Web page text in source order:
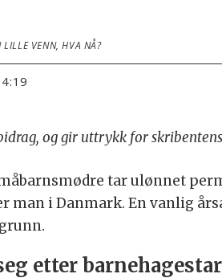
LILLE VENN, HVA NÅ?
og gir uttrykk for
tar ulønnet
man i Danmark. En vanlig
etter